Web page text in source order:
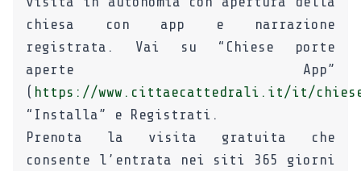
chiesa con app e narrazione
registrata. Vai su “Chiese porte
aperte App”
( https://www.cittaecattedrali.it/it/
“Installa” e Registrati.
Prenota la visita gratuita che
consente l’entrata nei siti 365 giorni